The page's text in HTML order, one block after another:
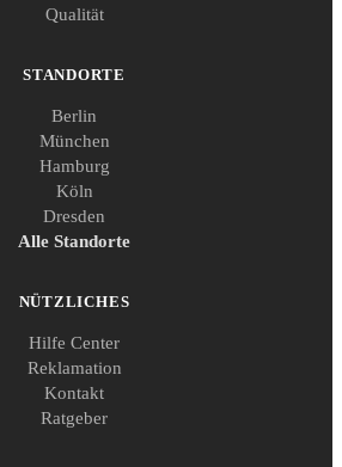
Qualität
STANDORTE
Berlin
München
Hamburg
Köln
Dresden
Alle Standorte
NÜTZLICHES
Hilfe Center
Reklamation
Kontakt
Ratgeber